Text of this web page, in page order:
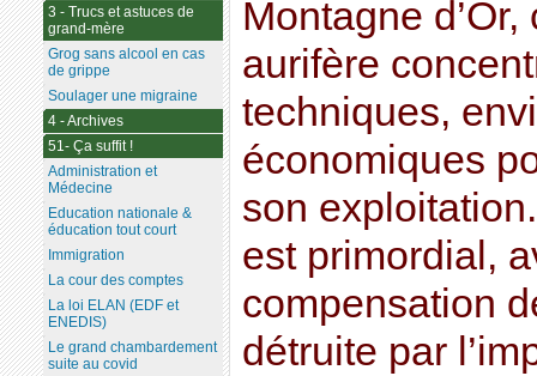
Montagne
aurifère
techniques,
économiques
son
est primordial,
compensation
détruite par
3 - Trucs et astuces de
grand-mère
Grog sans alcool en cas
de grippe
Soulager une migraine
4 - Archives
51- Ça suffit !
Administration et
Médecine
Education nationale &
éducation tout court
Immigration
La cour des comptes
La loi ELAN (EDF et
ENEDIS)
Le grand chambardement
suite au covid